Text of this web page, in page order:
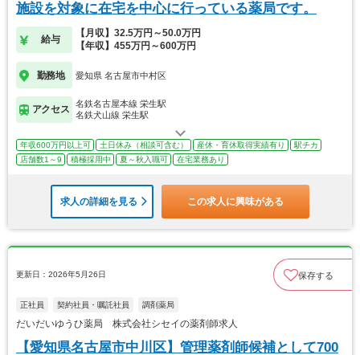
施設を対象に在宅を中心に行っている薬局です。
給与
【月収】32.5万円～50.0万円
【年収】455万円～600万円
勤務地 愛知県 名古屋市中村区
アクセス
名鉄名古屋本線 栄生駅
名鉄犬山線 栄生駅
年収600万円以上可 土日休み（相談可含む） 産休・育休取得実績有り
駅チカ
店舗数1～9
積極採用中 夏～秋入職可 在宅業務あり
求人の詳細を見る この求人に興味がある
更新日：2026年5月26日 保存する
正社員 契約社員・嘱託社員 調剤薬局
だいだいゆうひ薬局 株式会社シセイの薬剤師求人
【愛知県名古屋市中川区】管理薬剤師候補として700